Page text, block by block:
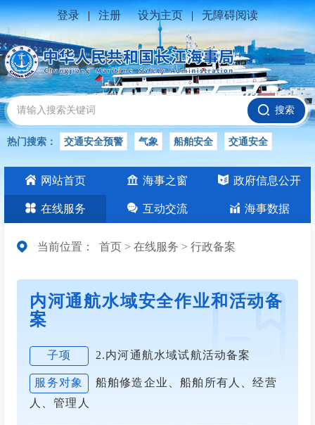
登录 | 注册 设为主页 | 无障碍阅读
搜索
热门搜索： 交通安全预警 气象 船舶安全 交通安全
水位公告 安全 交通 交通安全知识 长江
交通安全生产
网站首页 海事之窗 政府信息公开
在线服务 互动交流 海事数据
当前位置： 首页 > 在线服务 > 行政备案
内河通航水域安全作业和活动备
案
子项 2.内河通航水域试航活动备案
服务对象
船舶修造企业、船舶所有人、经营
人、管理人